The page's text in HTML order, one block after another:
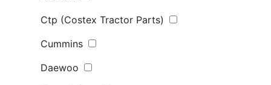
Ctp (Costex Tractor Parts)
Cummins
Daewoo